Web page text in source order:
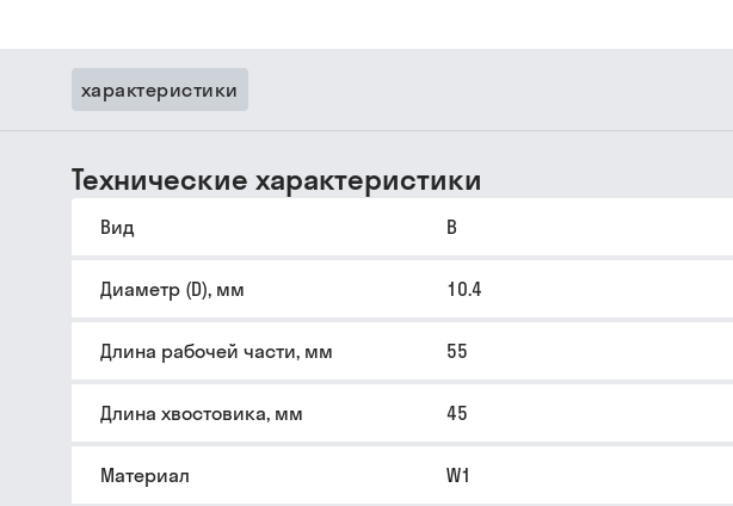
характеристики
Технические характеристики
Вид B
Диаметр (D), мм 10.4
Длина рабочей части, мм 55
Длина хвостовика, мм 45
Материал W1